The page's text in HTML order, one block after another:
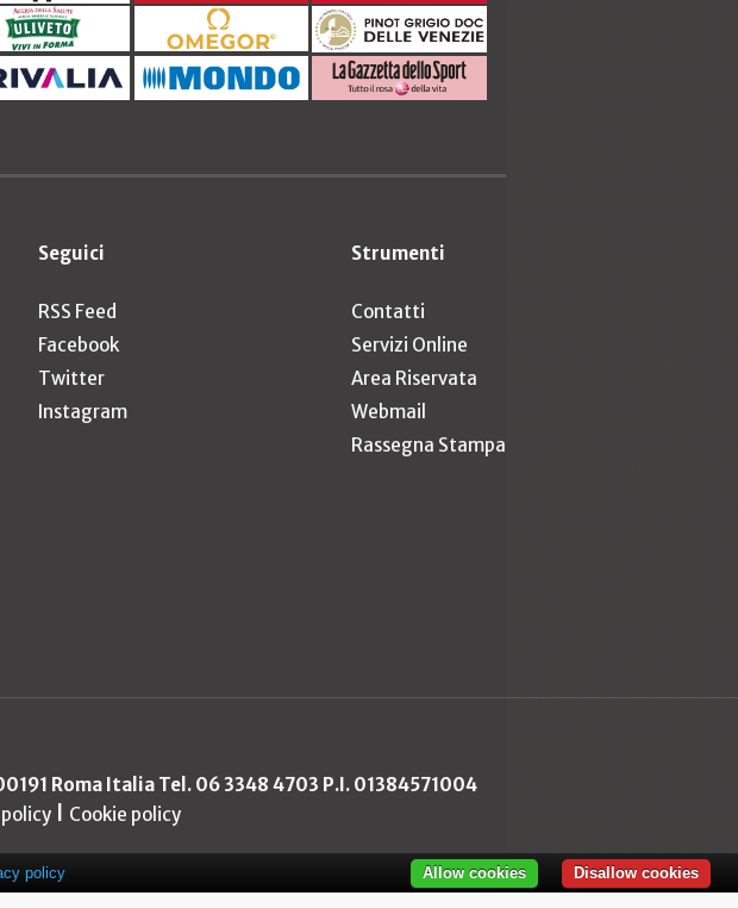
Seguici
RSS Feed
Facebook
Twitter
Instagram
Strumenti
Contatti
Servizi Online
Area Riservata
Webmail
Rassegna Stampa
Roma Italia Tel. 06 3348 4703 P.I. 01384571004
Cookie policy
policy Disallow cookies
Allow cookies